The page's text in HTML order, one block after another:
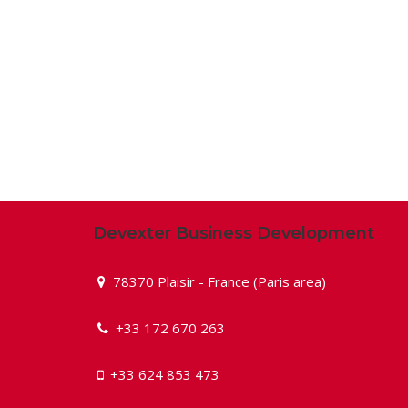
Devexter Business Development
78370 Plaisir - France (Paris area)
+33 172 670 263
+33 624 853 473